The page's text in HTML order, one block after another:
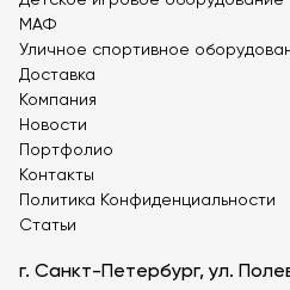
Турники, брусья, рукоходы
МАФ
Уличное спортивное
Доставка
Компания
Новости
Портфолио
Контакты
Политика Конфиденциальности
Статьи
г. Санкт-Петербург, ул.